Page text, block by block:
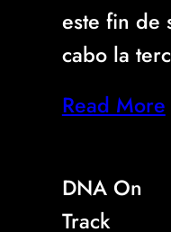
este fin de
cabo la
Read More
DNA On
Track